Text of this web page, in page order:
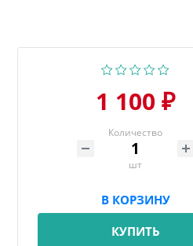
1 100 ₽
Количество
шт
В КОРЗИНУ
КУПИТЬ